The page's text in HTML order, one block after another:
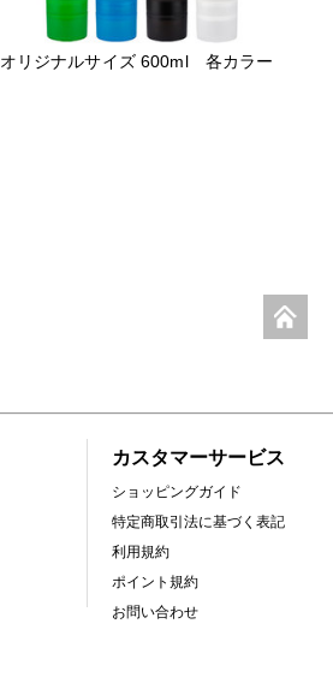
オリジナルサイズ 600ml 各カラー
カスタマーサービス
ショッピングガイド
特定商取引法に基づく表記
利用規約
ポイント規約
お問い合わせ